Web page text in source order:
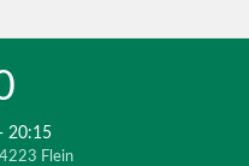
Schönbuch
20:15
Flein